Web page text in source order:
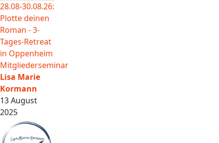
28.08-30.08.26:
Plotte deinen
Roman - 3-
Tages-Retreat
in Oppenheim
Mitgliederseminar
Lisa Marie
Kormann
13 August
2025